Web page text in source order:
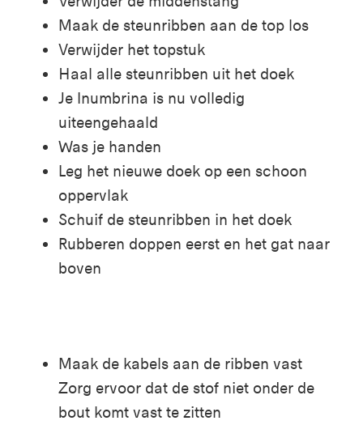
Maak de steunribben aan de top los
Verwijder het topstuk
Haal alle steunribben uit het doek
Je Inumbrina is nu volledig
uiteengehaald
Was je handen
Leg het nieuwe doek op een schoon
oppervlak
Schuif de steunribben in het doek
Rubberen doppen eerst en het gat naar
boven
Maak de kabels aan de ribben vast
Zorg ervoor dat de stof niet onder de
bout komt vast te zitten